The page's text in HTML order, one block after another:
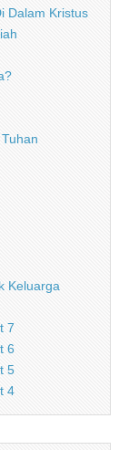
Dalam Kristus
Keluarga
7
6
5
4